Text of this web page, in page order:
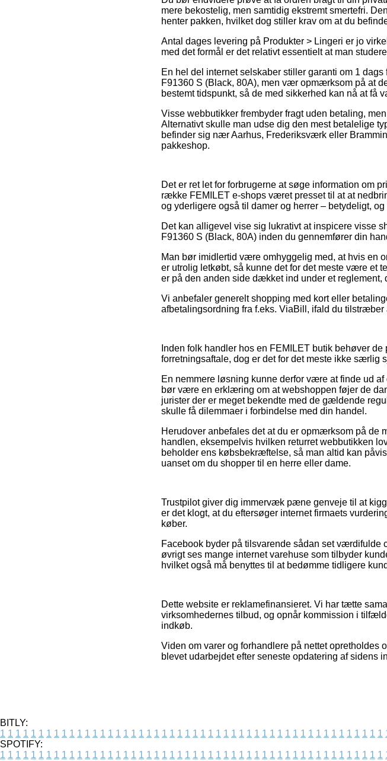
mere bekostelig, men samtidig ekstremt smertefri.
henter pakken, hvilket dog stiller krav om at du
Antal dages levering på Produkter > Lingeri er jo
med det formål er det relativt essentielt at man
En hel del internet selskaber stiller garanti om 1
F91360 S (Black, 80A), men vær opmærksom på at
bestemt tidspunkt, så de med sikkerhed kan nå at få
Visse webbutikker frembyder fragt uden betaling,
Alternativt skulle man udse dig den mest betalelige
befinder sig nær Aarhus, Frederiksværk eller
pakkeshop.
Det er ret let for forbrugerne at søge information om
række FEMILET e-shops været presset til at at
og yderligere også til damer og herrer – betydeligt,
Det kan alligevel vise sig lukrativt at inspicere visse
F91360 S (Black, 80A) inden du gennemfører din
Man bør imidlertid være omhyggelig med, at hvis en
er utrolig letkøbt, så kunne det for det meste være et
er på den anden side dækket ind under et
Vi anbefaler generelt shopping med kort eller
afbetalingsordning fra f.eks. ViaBill, ifald du
Inden folk handler hos en FEMILET butik behøver
forretningsaftale, dog er det for det meste ikke særlig
En nemmere løsning kunne derfor være at finde ud
bør være en erklæring om at webshoppen føjer de
jurister der er meget bekendte med de gældende
skulle få dilemmaer i forbindelse med din handel.
Herudover anbefales det at du er opmærksom på de
handlen, eksempelvis hvilken returret webbutikken
beholder ens købsbekræftelse, så man altid kan
uanset om du shopper til en herre eller dame.
Trustpilot giver dig immervæk pæne genveje til at
er det klogt, at du eftersøger internet firmaets
køber.
Facebook byder på tilsvarende sådan set værdifulde
øvrigt ses mange internet varehuse som tilbyder
hvilket også må benyttes til at bedømme tidligere
Dette website er reklamefinansieret. Vi har tætte
virksomhedernes tilbud, og opnår kommission i
indkøb.
Viden om varer og forhandlere på nettet opretholdes
blevet udarbejdet efter seneste opdatering af sidens
BITLY:
1 1 1 1 1 1 1 1 1 1 1 1 1 1 1 1 1 1 1 1 1 1 1 1 1 1 1 1 1 1 1 1 1 1 1 1 1 1 1 1 1 1 1 1 1 1 1 1 1 1
SPOTIFY:
1 1 1 1 1 1 1 1 1 1 1 1 1 1 1 1 1 1 1 1 1 1 1 1 1 1 1 1 1 1 1 1 1 1 1 1 1 1 1 1 1 1 1 1 1 1 1 1 1 1